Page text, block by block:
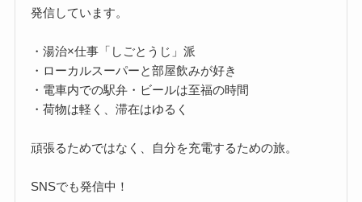
発信しています。
・湯治×仕事「しごとうじ」派
・ローカルスーパーと部屋飲みが好き
・電車内での駅弁・ビールは至福の時間
・荷物は軽く、滞在はゆるく
頑張るためではなく、自分を充電するための旅。
SNSでも発信中！